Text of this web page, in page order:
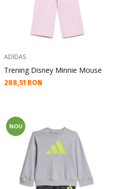
ADIDAS
Trening Disney Minnie Mouse
Текуща цена:
288,51 RON
NOU